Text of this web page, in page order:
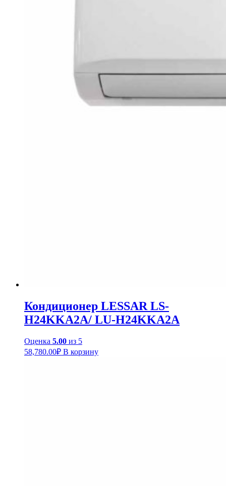
Кондиционер LESSAR LS-
H24KKA2A/ LU-H24KKA2A
Оценка 5.00 из 5
58,780.00₽ В корзину